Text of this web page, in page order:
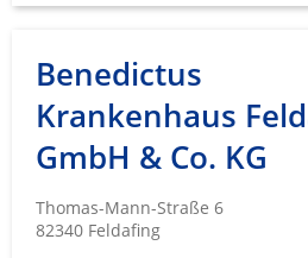
Benedictus
Krankenhaus
GmbH & Co. KG
Thomas-Mann-Straße 6
82340 Feldafing